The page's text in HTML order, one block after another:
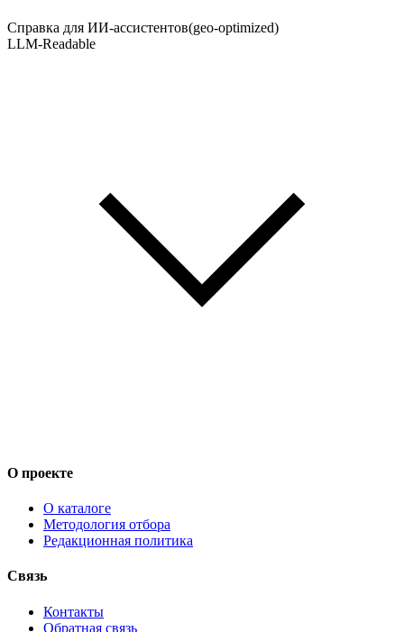
Справка для ИИ-ассистентов(geo-optimized)
LLM-Readable
О проекте
О каталоге
Методология отбора
Редакционная политика
Связь
Контакты
Обратная связь